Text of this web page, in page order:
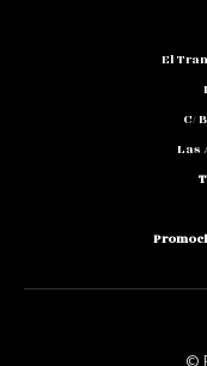
El
C/
Las